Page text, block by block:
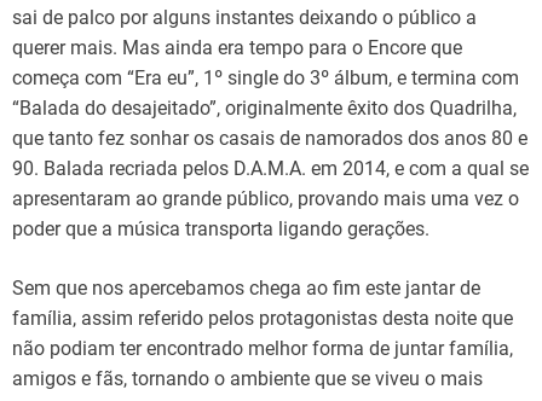
sai de palco por alguns instantes deixando o público a
querer mais. Mas ainda era tempo para o Encore que
começa com “Era eu”, 1º single do 3º álbum, e termina com
“Balada do desajeitado”, originalmente êxito dos Quadrilha,
que tanto fez sonhar os casais de namorados dos anos 80 e
90. Balada recriada pelos D.A.M.A. em 2014, e com a qual se
apresentaram ao grande público, provando mais uma vez o
poder que a música transporta ligando gerações.
Sem que nos apercebamos chega ao fim este jantar de
família, assim referido pelos protagonistas desta noite que
não podiam ter encontrado melhor forma de juntar família,
amigos e fãs, tornando o ambiente que se viveu o mais